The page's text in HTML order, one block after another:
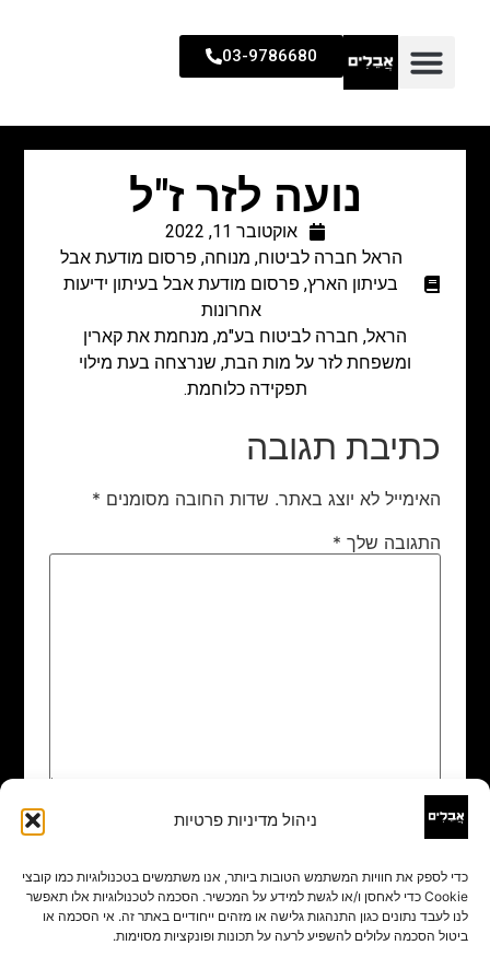
ניהול מדיניות פרטיות
כדי לספק את חוויות המשתמש הטובות ביותר, אנו משתמשים בטכנולוגיות כמו קובצי
Cookie כדי לאחסן ו/או לגשת למידע על המכשיר. הסכמה לטכנולוגיות אלו תאפשר
לנו לעבד נתונים כגון התנהגות גלישה או מזהים ייחודיים באתר זה. אי הסכמה או
ביטול הסכמה עלולים להשפיע לרעה על תכונות ופונקציות מסוימות.
03-9786680
נועה לזר ז"ל
אוקטובר 11, 2022
הראל חברה לביטוח, מנוחה, פרסום מודעת אבל
בעיתון הארץ, פרסום מודעת אבל בעיתון ידיעות
אחרונות
הראל, חברה לביטוח בע"מ, מנחמת את קארין
ומשפחת לזר על מות הבת, שנרצחה בעת מילוי
תפקידה כלוחמת.
כתיבת תגובה
האימייל לא יוצג באתר. שדות החובה מסומנים *
התגובה שלך *
שם
אימייל*